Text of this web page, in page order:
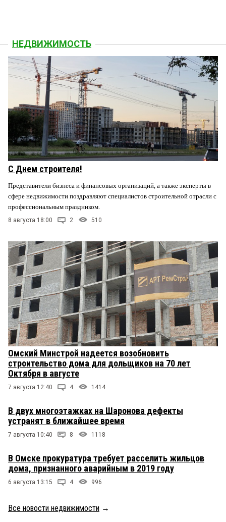
НЕДВИЖИМОСТЬ
С Днем строителя!
Представители бизнеса и финансовых организаций, а также эксперты в
сфере недвижимости поздравляют специалистов строительной отрасли с
профессиональным праздником.
8 августа 18:00 2 510
Омский Минстрой надеется возобновить
строительство дома для дольщиков на 70 лет
Октября в августе
7 августа 12:40 4 1414
В двух многоэтажках на Шаронова дефекты
устранят в ближайшее время
7 августа 10:40 8 1118
В Омске прокуратура требует расселить жильцов
дома, признанного аварийным в 2019 году
6 августа 13:15 4 996
Все новости недвижимости →